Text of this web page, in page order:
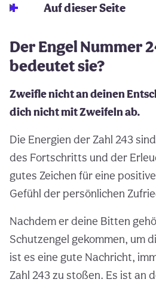
Auf dieser Seite
Der Engel Nummer
bedeutet sie?
Zweifle nicht an deinen
dich nicht mit Zweifeln ab.
Die Energien der Zahl 243
des Fortschritts und der
gutes Zeichen für eine
Gefühl der persönlichen
Nachdem er deine Bitten
Schutzengel gekommen, um
ist es eine gute Nachricht,
Zahl 243 zu stoßen. Es ist an